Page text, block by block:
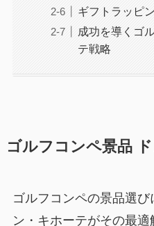
ギフトラッピ
成功を導くゴ
テ戦略
ゴルフコンペ景品
ゴルフコンペの景品選
ン・キホーテがその最